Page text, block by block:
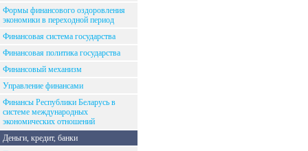
Формы финансового оздоровления
экономики в переходной период
Финансовая система государства
Финансовая политика государства
Финансовый механизм
Управление финансами
Финансы Республики Беларусь в
системе международных
экономических отношений
Деньги, кредит, банки